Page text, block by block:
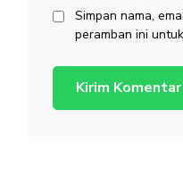
Simpan nama,
peramban ini